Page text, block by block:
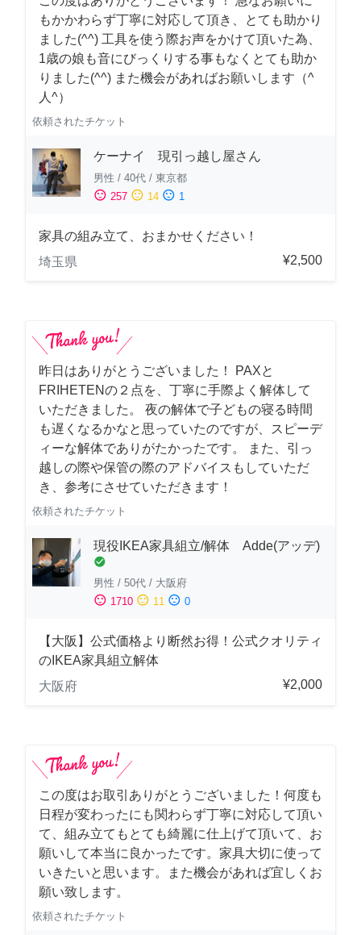
もかかわらず丁寧に対応して頂き、とても助かり
ました(^^) 工具を使う際お声をかけて頂いた為、
1歳の娘も音にびっくりする事もなくとても助か
りました(^^) また機会があればお願いします（^
人^）
依頼されたチケット
ケーナイ 現引っ越し屋さん
男性 / 40代 / 東京都
sentiment_satisfied 257 sentiment_neutral 14 sentiment_dissatisfied 1
家具の組み立て、おまかせください！
埼玉県
¥2,500
昨日はありがとうございました！ PAXと
FRIHETENの２点を、丁寧に手際よく解体して
いただきました。 夜の解体で子どもの寝る時間
も遅くなるかなと思っていたのですが、スピーデ
ィーな解体でありがたかったです。 また、引っ
越しの際や保管の際のアドバイスもしていただ
き、参考にさせていただきます！
依頼されたチケット
現役IKEA家具組立/解体 Adde(アッデ)
check_circle
男性 / 50代 / 大阪府
sentiment_satisfied 1710 sentiment_neutral 11 sentiment_dissatisfied 0
【大阪】公式価格より断然お得！公式クオリティ
のIKEA家具組立解体
大阪府
¥2,000
この度はお取引ありがとうございました！何度も
日程が変わったにも関わらず丁寧に対応して頂い
て、組み立てもとても綺麗に仕上げて頂いて、お
願いして本当に良かったです。家具大切に使って
いきたいと思います。また機会があれば宜しくお
願い致します。
依頼されたチケット